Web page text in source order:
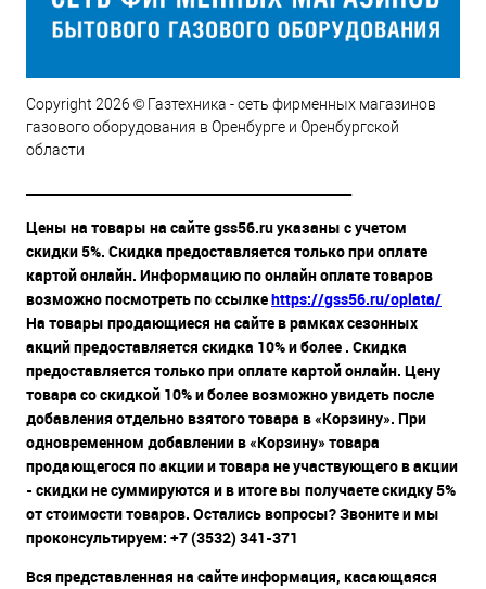
Copyright 2026 © Газтехника - сеть фирменных магазинов
газового оборудования в Оренбурге и Оренбургской
области
Цены на товары на сайте gss56.ru указаны с учетом
скидки 5%. Скидка предоставляется только при оплате
картой онлайн. Информацию по онлайн оплате товаров
возможно посмотреть по ссылкеhttps://gss56.ru/oplata/
На товары продающиеся на сайте в рамках сезонных
акций предоставляется скидка 10% и более . Скидка
предоставляется только при оплате картой онлайн. Цену
товара со скидкой 10% и более возможно увидеть после
добавления отдельно взятого товара в «Корзину». При
одновременном добавлении в «Корзину» товара
продающегося по акции и товара не участвующего в акции
- скидки не суммируются и в итоге вы получаете скидку 5%
от стоимости товаров. Остались вопросы? Звоните и мы
проконсультируем: +7 (3532) 341-371
Вся представленная на сайте информация, касающаяся